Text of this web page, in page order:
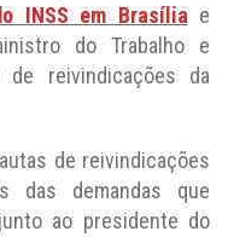
INSS em Brasíliae
do Trabalho e
reivindicações da
de reivindicações
das demandas que
ao presidente do